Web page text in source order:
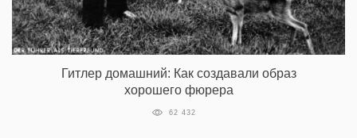
Гитлер домашний: Как создавали образ
хорошего фюрера
62 432